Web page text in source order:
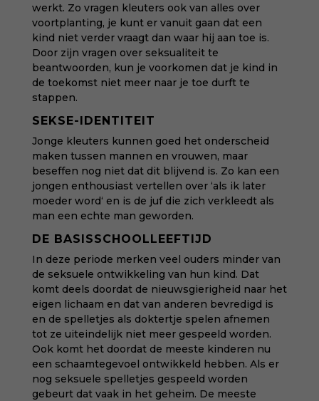
werkt. Zo vragen kleuters ook van alles over
voortplanting, je kunt er vanuit gaan dat een
kind niet verder vraagt dan waar hij aan toe is.
Door zijn vragen over seksualiteit te
beantwoorden, kun je voorkomen dat je kind in
de toekomst niet meer naar je toe durft te
stappen.
SEKSE-IDENTITEIT
Jonge kleuters kunnen goed het onderscheid
maken tussen mannen en vrouwen, maar
beseffen nog niet dat dit blijvend is. Zo kan een
jongen enthousiast vertellen over ‘als ik later
moeder word‘ en is de juf die zich verkleedt als
man een echte man geworden.
DE BASISSCHOOLLEEFTIJD
In deze periode merken veel ouders minder van
de seksuele ontwikkeling van hun kind. Dat
komt deels doordat de nieuwsgierigheid naar het
eigen lichaam en dat van anderen bevredigd is
en de spelletjes als doktertje spelen afnemen
tot ze uiteindelijk niet meer gespeeld worden.
Ook komt het doordat de meeste kinderen nu
een schaamtegevoel ontwikkeld hebben. Als er
nog seksuele spelletjes gespeeld worden
gebeurt dat vaak in het geheim. De meeste